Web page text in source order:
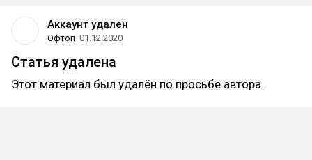
Аккаунт удален
Офтоп 01.12.2020
Статья удалена
Этот материал был удалён по просьбе автора.